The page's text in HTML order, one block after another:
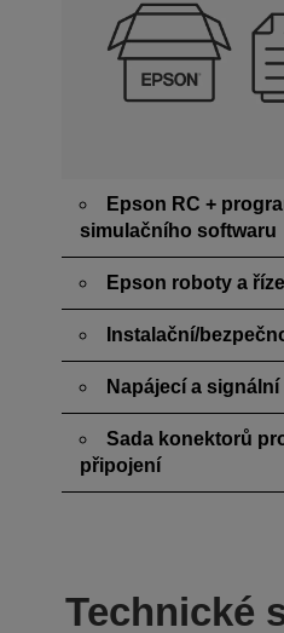
Epson RC +
simulačního softwaru
Epson roboty a
Instalační/
Napájecí a signální
Sada konektorů
připojení
Technické